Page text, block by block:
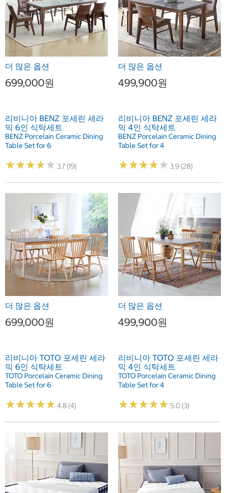
더 많은 옵션
699,000원
리비니아 BENZ 포세린 세라
믹 6인 식탁세트
BENZ Porcelain Ceramic Dining
Table Set for 6
★★★★★
★★★★★ 3.7 (19)
더 많은 옵션
499,900원
리비니아 BENZ 포세린 세라
믹 4인 식탁세트
BENZ Porcelain Ceramic Dining
Table Set for 4
★★★★★
★★★★★ 3.9 (28)
더 많은 옵션
699,000원
리비니아 TOTO 포세린 세라
믹 6인 식탁세트
TOTO Porcelain Ceramic Dining
Table Set for 6
★★★★★
★★★★★ 4.8 (4)
더 많은 옵션
499,900원
리비니아 TOTO 포세린 세라
믹 4인 식탁세트
TOTO Porcelain Ceramic Dining
Table Set for 4
★★★★★
★★★★★ 5.0 (3)